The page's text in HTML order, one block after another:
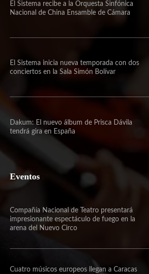
El Sistema recibe a la Orquesta Sinfónica
Nacional de China Ensamble de Cámara
El Sistema inicia nueva temporada con dos
conciertos en la Sala Simón Bolívar
Dakum: El nuevo álbum de Prisca Dávila
tendrá gira en España
Eventos
Compañía Nacional de Teatro presentará
impresionante espectáculo de fuego en la
arena del Nuevo Circo
Cuatro músicos europeos llegan a Caracas